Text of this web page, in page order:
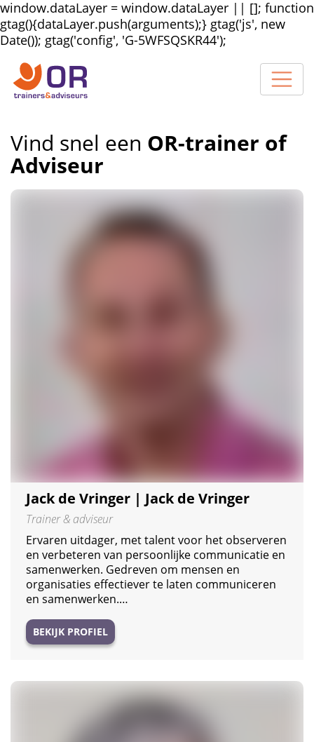
window.dataLayer = window.dataLayer || []; function
gtag(){dataLayer.push(arguments);} gtag('js', new
Date()); gtag('config', 'G-5WFSQSKR44');
Vind snel een OR-trainer of
Adviseur
Jack de Vringer | Jack de Vringer
Trainer & adviseur
Ervaren uitdager, met talent voor het observeren
en verbeteren van persoonlijke communicatie en
samenwerken. Gedreven om mensen en
organisaties effectiever te laten communiceren
en samenwerken.…
BEKIJK PROFIEL